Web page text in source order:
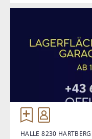
HALLE 8230 HARTBERG